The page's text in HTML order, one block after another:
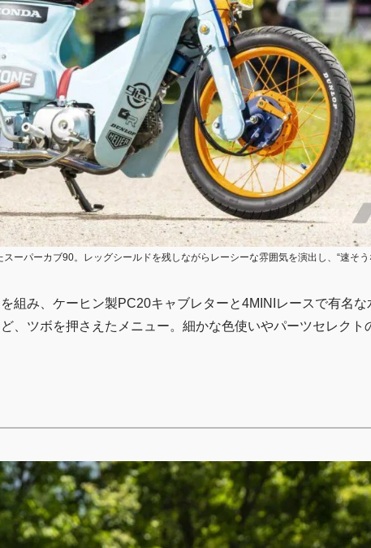
ーパーカブ90。レッグシールドを残しながらレーシーな雰囲気を演出し、“速そう
組み、ケーヒン製PC20キャブレターと4MINIレースで有名な
、ツボを押さえたメニュー。細かな色使いやパーツセレクト